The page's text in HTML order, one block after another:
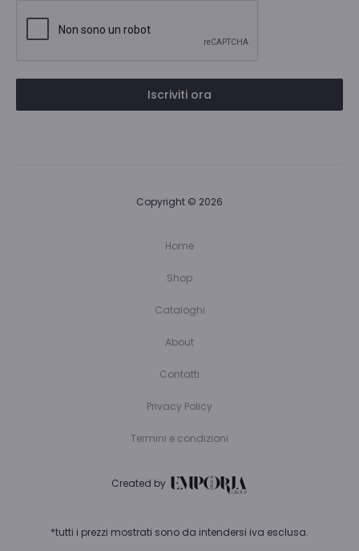
Iscriviti ora
Copyright © 2026
Home
Shop
Cataloghi
About
Contatti
Privacy Policy
Termini e condizioni
Created by
*tutti i prezzi mostrati sono da intendersi iva esclusa.